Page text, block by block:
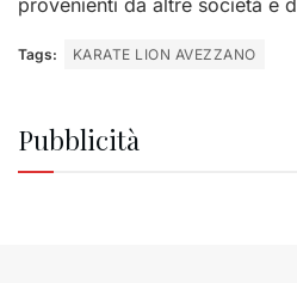
Tags: KARATE LION AVEZZANO
Pubblicità